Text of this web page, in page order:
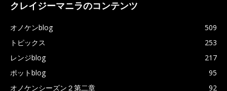
クレイジーマニラのコンテンツ
オノケンblog
509
トピックス
253
レンジblog
217
ポットblog
95
オノケンシーズン２第二章
92